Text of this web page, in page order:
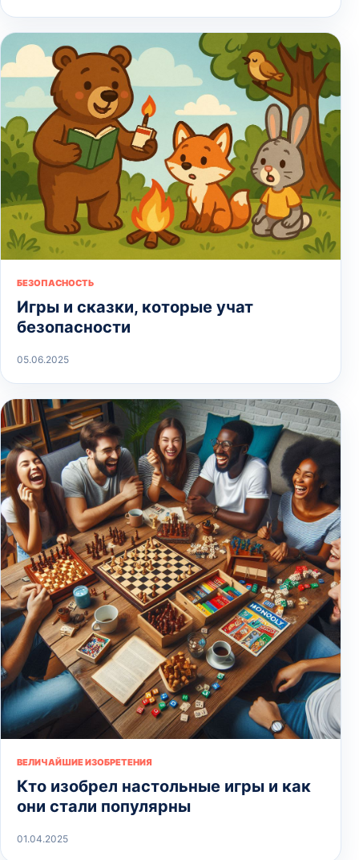
БЕЗОПАСНОСТЬ
Игры и сказки, которые учат
безопасности
05.06.2025
ВЕЛИЧАЙШИЕ ИЗОБРЕТЕНИЯ
Кто изобрел настольные игры и как
они стали популярны
01.04.2025